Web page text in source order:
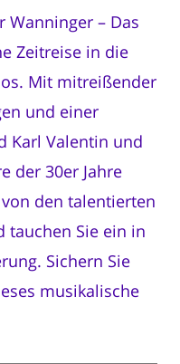
Wanninger – Das
Zeitreise in die
Mit mitreißender
und einer
Karl Valentin und
der 30er Jahre
den talentierten
tauchen Sie ein in
Sichern Sie
musikalische